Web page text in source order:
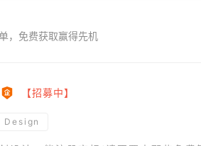
，免费获取赢得先机
【招募中】
Design